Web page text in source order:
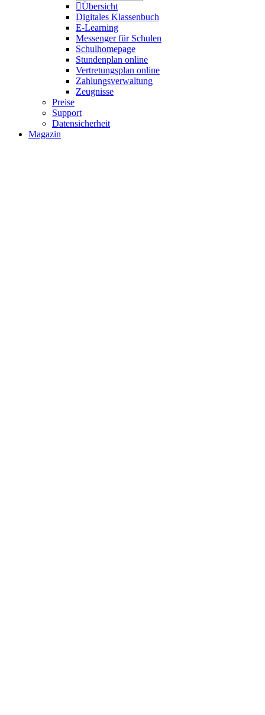
Übersicht
Digitales Klassenbuch
E-Learning
Messenger für Schulen
Schulhomepage
Stundenplan online
Vertretungsplan online
Zahlungsverwaltung
Zeugnisse
Preise
Support
Datensicherheit
Magazin